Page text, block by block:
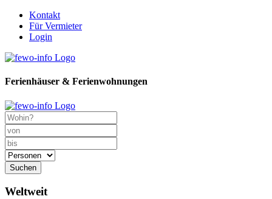
Kontakt
Für Vermieter
Login
Ferienhäuser & Ferienwohnungen
Suchen
Weltweit